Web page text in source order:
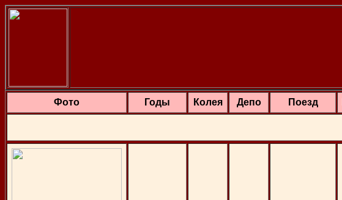
Фото Годы Колея Депо Поезд